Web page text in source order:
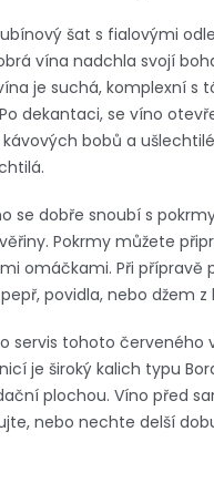
šat s fialovými
vína nadchla svojí
je suchá, komplexní s
dekantaci, se víno
bobů a
se dobře snoubí s
Pokrmy můžete
omáčkami. Při přípravě
povidla, nebo džem z
servis tohoto červeného
je široký kalich typu
plochou. Víno před
nebo nechte delší